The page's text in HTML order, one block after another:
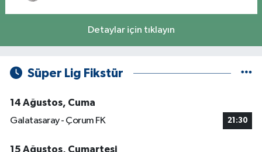
Detaylar için tıklayın
Süper Lig Fikstür
14 Ağustos, Cuma
Galatasaray - Çorum FK
21:30
15 Ağustos, Cumartesi